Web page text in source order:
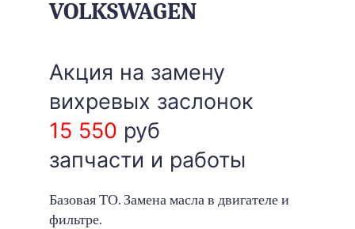
VOLKSWAGEN
Акция на замену
вихревых заслонок
15 550 руб
запчасти и работы
Базовая ТО. Замена масла в двигателе и
фильтре.